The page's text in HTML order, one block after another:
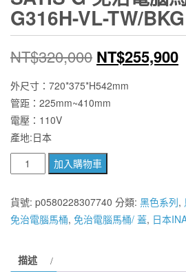
G316H-VL-TW/
NT$320,000 原
始
價
NT$320,000。
NT$255,900目
外尺寸：720*375*H542mm
管距：225mm~410mm
電壓：110V
產地:日本
麗
室
衛
浴】
本
加入購物車
貨號: p0580228307740 分類: 黑色系列,
免治電腦馬桶, 免治電腦馬桶/ 蓋, 日本
描述